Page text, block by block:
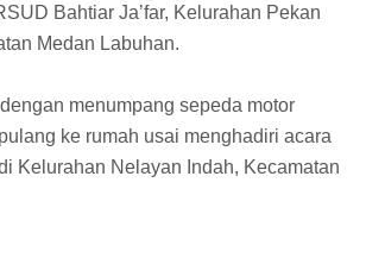
Bahtiar Ja’far, Kelurahan Pekan
Medan Labuhan.
menumpang sepeda motor
ke rumah usai menghadiri acara
Kelurahan Nelayan Indah, Kecamatan